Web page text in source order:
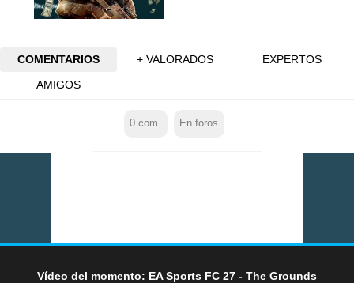
COMENTARIOS + VALORADOS
EXPERTOS
AMIGOS
0 com. En foros
Vídeo del momento: EA Sports FC 27 - The Grounds